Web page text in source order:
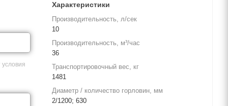
Характеристики
Производительность, л/сек
10
Производительность, м³/час
36
Транспортировочный вес, кг
1481
Диаметр / количество горловин, мм
2/1200; 630